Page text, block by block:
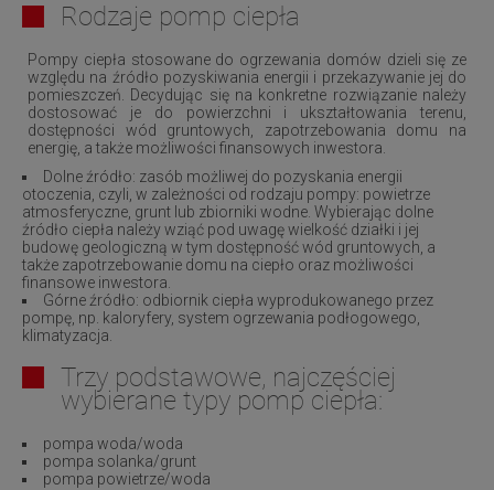
Rodzaje pomp ciepła
Pompy ciepła stosowane do ogrzewania domów dzieli się ze
względu na źródło pozyskiwania energii i przekazywanie jej do
pomieszczeń. Decydując się na konkretne rozwiązanie należy
dostosować je do powierzchni i ukształtowania terenu,
dostępności wód gruntowych, zapotrzebowania domu na
energię, a także możliwości finansowych inwestora.
Dolne źródło: zasób możliwej do pozyskania energii
otoczenia, czyli, w zależności od rodzaju pompy: powietrze
atmosferyczne, grunt lub zbiorniki wodne. Wybierając dolne
źródło ciepła należy wziąć pod uwagę wielkość działki i jej
budowę geologiczną w tym dostępność wód gruntowych, a
także zapotrzebowanie domu na ciepło oraz możliwości
finansowe inwestora.
Górne źródło: odbiornik ciepła wyprodukowanego przez
pompę, np. kaloryfery, system ogrzewania podłogowego,
klimatyzacja.
Trzy podstawowe, najczęściej
wybierane typy pomp ciepła:
pompa woda/woda
pompa solanka/grunt
pompa powietrze/woda